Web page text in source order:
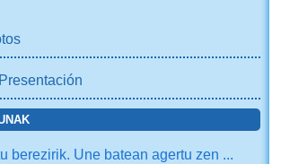
berezirik. Une batean agertu zen ...